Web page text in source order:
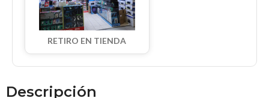
RETIRO EN TIENDA
Descripción